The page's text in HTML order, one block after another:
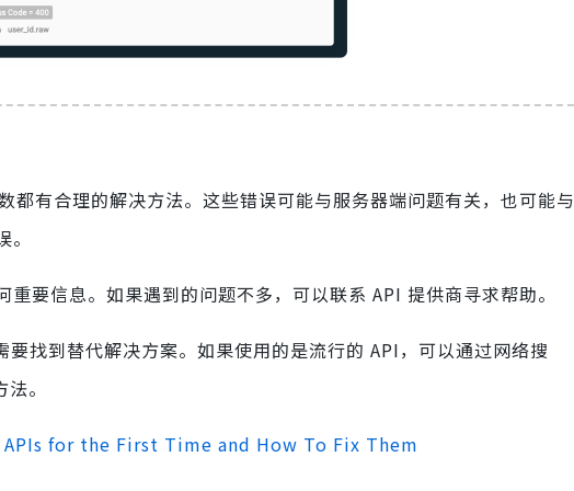
有合理的解决方法。这些错误可能与服务器端问题有关，也可能与
要信息。如果遇到的问题不多，可以联系 API 提供商寻求帮助。
找到替代解决方案。如果使用的是流行的 API，可以通过网络搜
。
for the First Time and How To Fix Them